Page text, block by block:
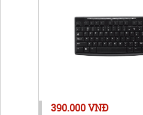
390.000 VNĐ